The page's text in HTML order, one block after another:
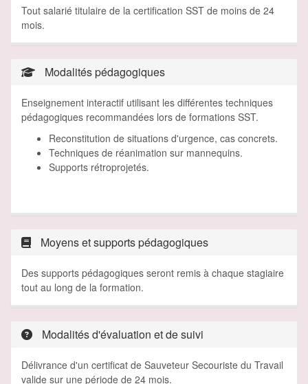
Tout salarié titulaire de la certification SST de moins de 24
mois.
Modalités pédagogiques
Enseignement interactif utilisant les différentes techniques
pédagogiques recommandées lors de formations SST.
Reconstitution de situations d'urgence, cas concrets.
Techniques de réanimation sur mannequins.
Supports rétroprojetés.
Moyens et supports pédagogiques
Des supports pédagogiques seront remis à chaque stagiaire
tout au long de la formation.
Modalités d'évaluation et de suivi
Délivrance d'un certificat de Sauveteur Secouriste du Travail
valide sur une période de 24 mois.